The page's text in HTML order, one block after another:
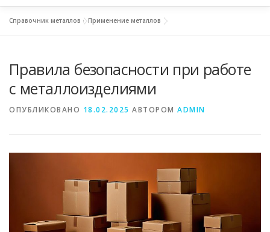
МЕТАЛЛЫ И ОКРУЖАЮЩАЯ СРЕДА
Справочник металлов »Применение металлов
Правила безопасности при работе
с металлоизделиями
ОПУБЛИКОВАНО 18.02.2025 АВТОРОМ ADMIN